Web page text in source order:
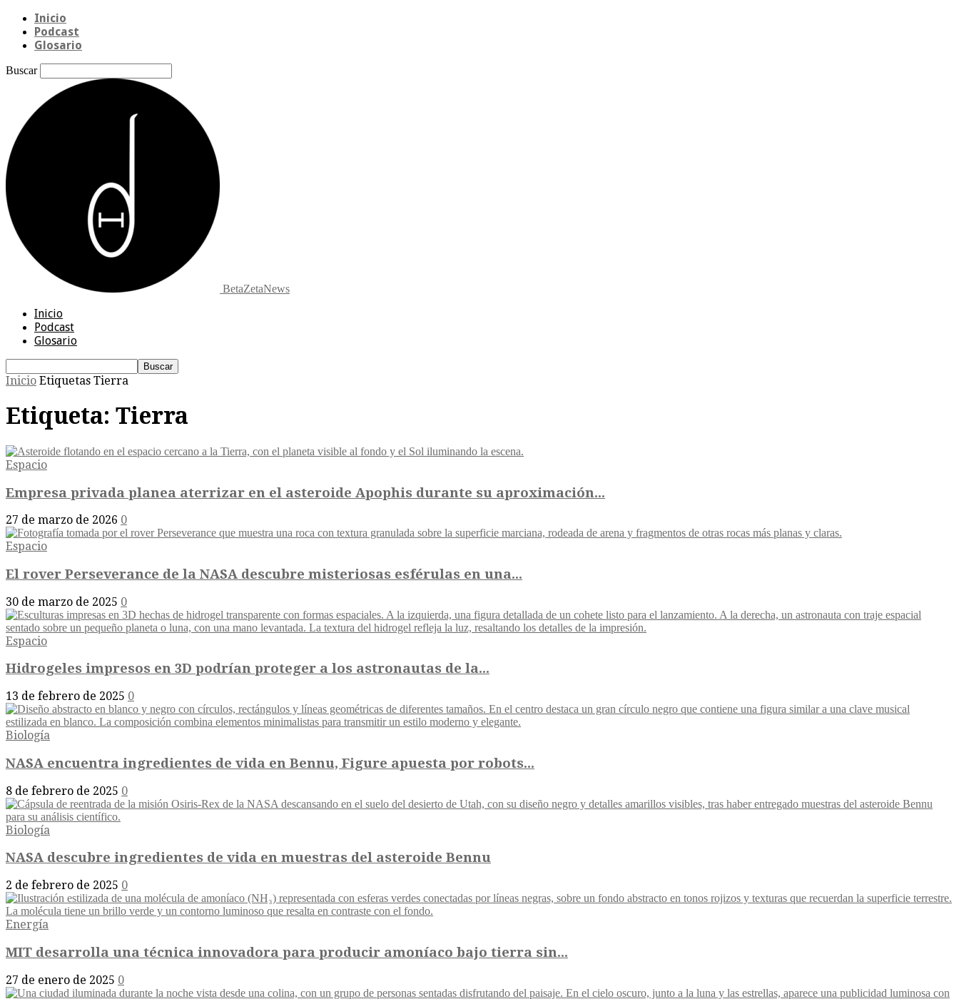
Inicio
Podcast
Glosario
Buscar
BetaZetaNews
Inicio
Podcast
Glosario
Inicio Etiquetas Tierra
Etiqueta: Tierra
Espacio
Empresa privada planea aterrizar en el asteroide Apophis durante su aproximación...
27 de marzo de 2026 0
Espacio
El rover Perseverance de la NASA descubre misteriosas esférulas en una...
30 de marzo de 2025 0
Espacio
Hidrogeles impresos en 3D podrían proteger a los astronautas de la...
13 de febrero de 2025 0
Biología
NASA encuentra ingredientes de vida en Bennu, Figure apuesta por robots...
8 de febrero de 2025 0
Biología
NASA descubre ingredientes de vida en muestras del asteroide Bennu
2 de febrero de 2025 0
Energía
MIT desarrolla una técnica innovadora para producir amoníaco bajo tierra sin...
27 de enero de 2025 0